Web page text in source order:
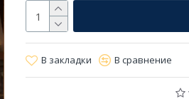
В закладки В сравнение